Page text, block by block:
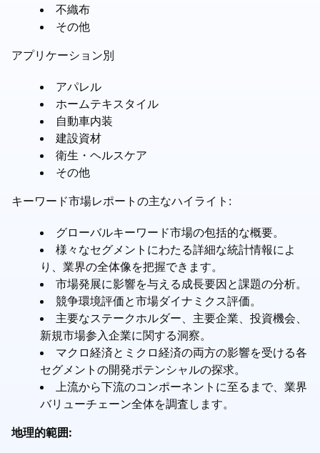
不織布
その他
アプリケーション別
アパレル
ホームテキスタイル
自動車内装
建設資材
衛生・ヘルスケア
その他
キーワード市場レポートの主なハイライト:
グローバルキーワード市場の包括的な概要。
様々なセグメントにわたる詳細な統計情報によ
り、業界の全体像を把握できます。
市場発展に影響を与える成長要因と課題の分析。
競争環境評価と市場ダイナミクス評価。
主要なステークホルダー、主要企業、投資機会、
新規市場参入企業に関する洞察。
マクロ経済とミクロ経済の両方の影響を受ける各
セグメントの開発ポテンシャルの探求。
上流から下流のコンポーネントに至るまで、業界
バリューチェーン全体を調査します。
地理的範囲: